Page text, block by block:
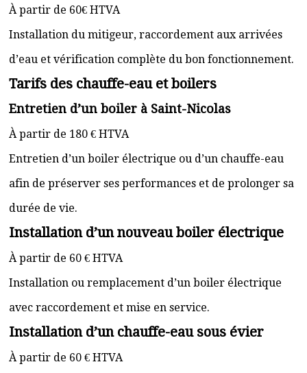
À partir de 60€ HTVA
Installation du mitigeur, raccordement aux arrivées
d’eau et vérification complète du bon fonctionnement.
Tarifs des chauffe-eau et boilers
Entretien d’un boiler à Saint-Nicolas
À partir de 180 € HTVA
Entretien d’un boiler électrique ou d’un chauffe-eau
afin de préserver ses performances et de prolonger sa
durée de vie.
Installation d’un nouveau boiler électrique
À partir de 60 € HTVA
Installation ou remplacement d’un boiler électrique
avec raccordement et mise en service.
Installation d’un chauffe-eau sous évier
À partir de 60 € HTVA